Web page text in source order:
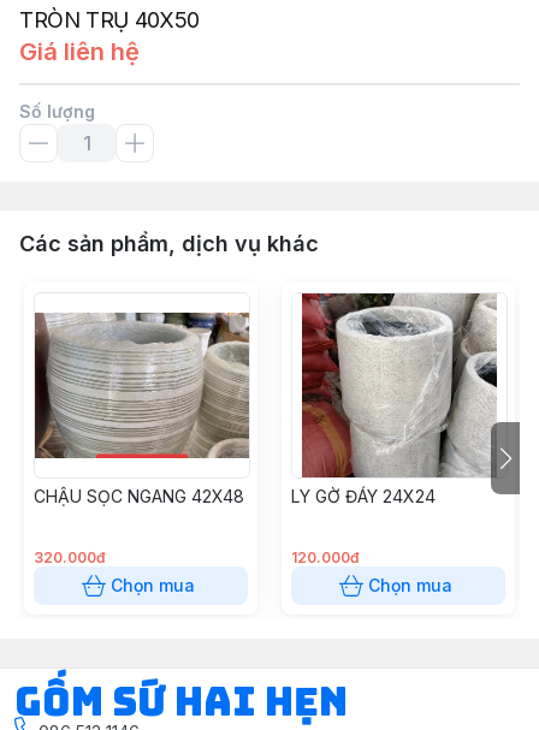
TRÒN TRỤ 40X50
Giá liên hệ
Số lượng
Các sản phẩm, dịch vụ khác
CHẬU SỌC NGANG 42X48
320.000đ
Chọn mua
LY GỜ ĐÁY 24X24
120.000đ
Chọn mua
Gốm Sứ Hai Hẹn